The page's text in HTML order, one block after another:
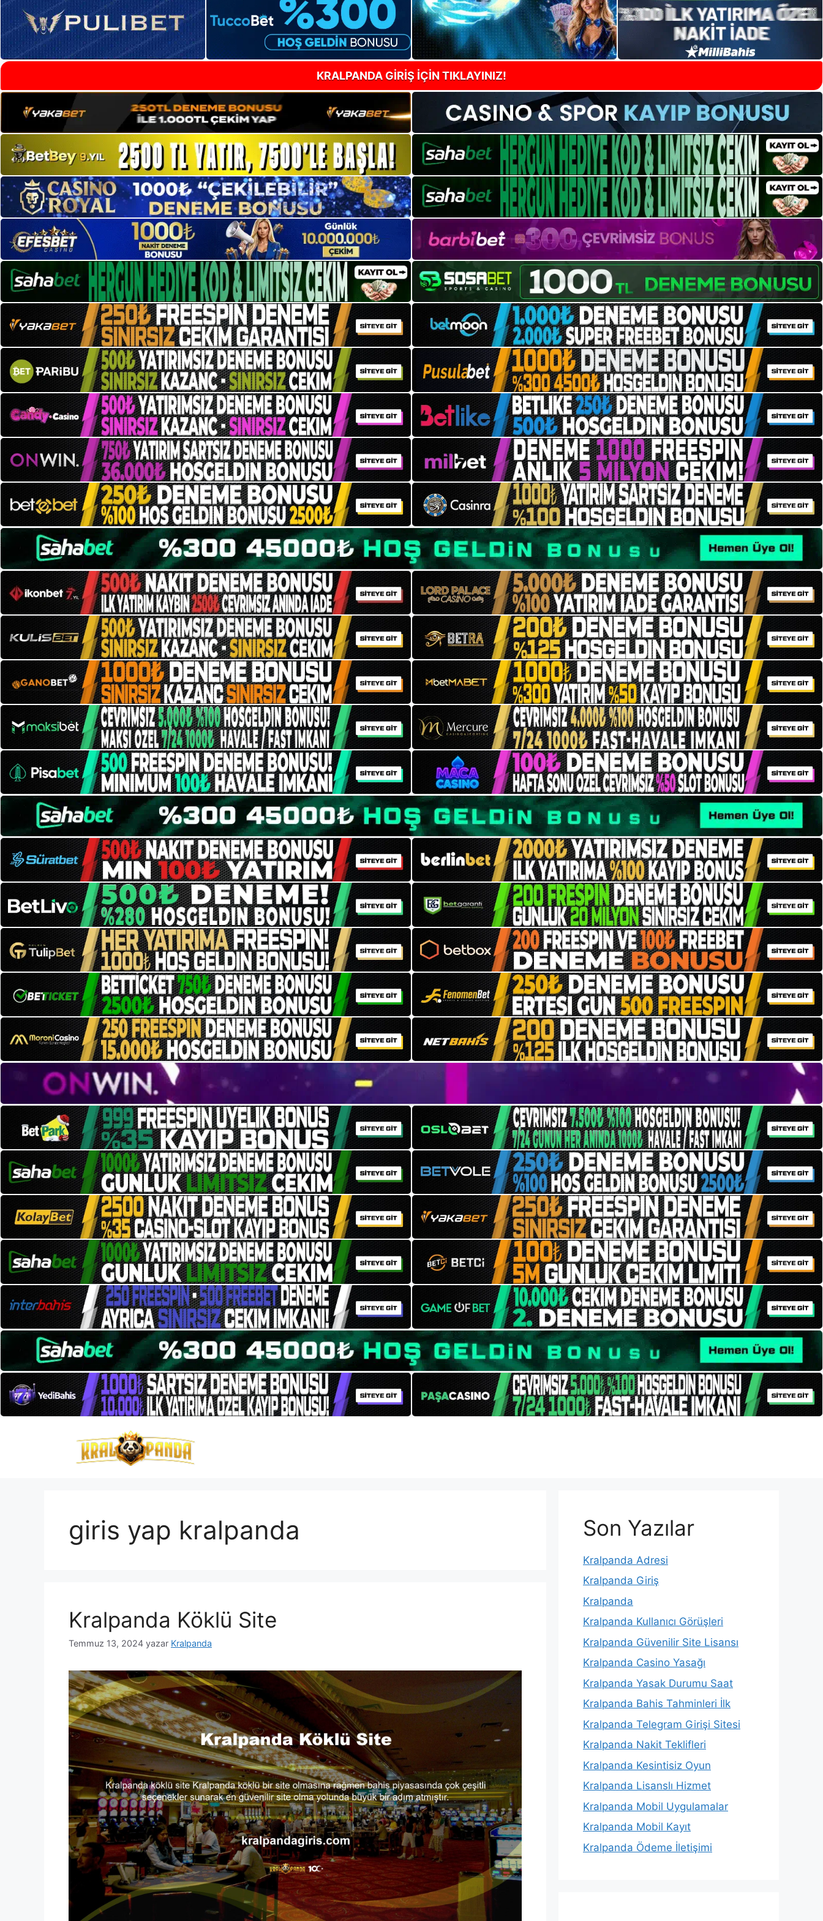
KRALPANDA GİRİŞ İÇİN TIKLAYINIZ!
giris yap kralpanda
Kralpanda Köklü Site
Temmuz 13, 2024 yazar Kralpanda
Son Yazılar
Kralpanda Adresi
Kralpanda Giriş
Kralpanda
Kralpanda Kullanıcı Görüşleri
Kralpanda Güvenilir Site Lisansı
Kralpanda Casino Yasağı
Kralpanda Yasak Durumu Saat
Kralpanda Bahis Tahminleri İlk
Kralpanda Telegram Girişi Sitesi
Kralpanda Nakit Teklifleri
Kralpanda Kesintisiz Oyun
Kralpanda Lisanslı Hizmet
Kralpanda Mobil Uygulamalar
Kralpanda Mobil Kayıt
Kralpanda Ödeme İletişimi